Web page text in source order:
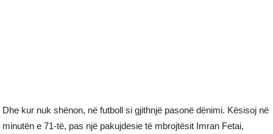
Dhe kur nuk shënon, në futboll si gjithnjë pasonë dënimi. Kësisoj në
minutën e 71-të, pas një pakujdesie të mbrojtësit Imran Fetai,